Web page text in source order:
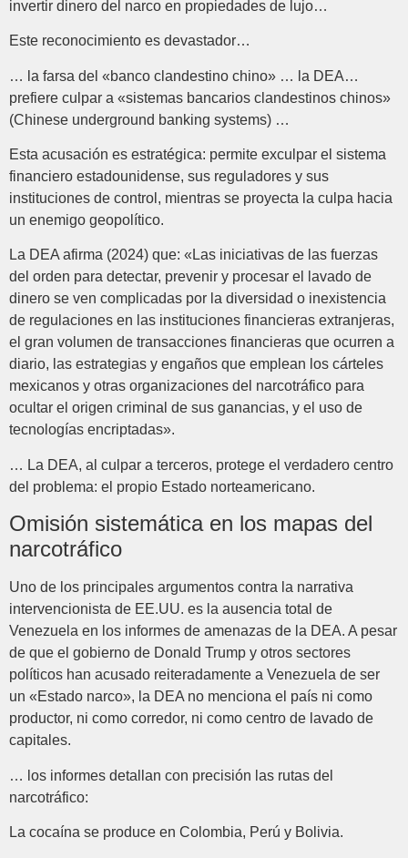
invertir dinero del narco en propiedades de lujo…
Este reconocimiento es devastador…
… la farsa del «banco clandestino chino» … la DEA…
prefiere culpar a «sistemas bancarios clandestinos chinos»
(Chinese underground banking systems) …
Esta acusación es estratégica: permite exculpar el sistema
financiero estadounidense, sus reguladores y sus
instituciones de control, mientras se proyecta la culpa hacia
un enemigo geopolítico.
La DEA afirma (2024) que: «Las iniciativas de las fuerzas
del orden para detectar, prevenir y procesar el lavado de
dinero se ven complicadas por la diversidad o inexistencia
de regulaciones en las instituciones financieras extranjeras,
el gran volumen de transacciones financieras que ocurren a
diario, las estrategias y engaños que emplean los cárteles
mexicanos y otras organizaciones del narcotráfico para
ocultar el origen criminal de sus ganancias, y el uso de
tecnologías encriptadas».
… La DEA, al culpar a terceros, protege el verdadero centro
del problema: el propio Estado norteamericano.
Omisión sistemática en los mapas del
narcotráfico
Uno de los principales argumentos contra la narrativa
intervencionista de EE.UU. es la ausencia total de
Venezuela en los informes de amenazas de la DEA. A pesar
de que el gobierno de Donald Trump y otros sectores
políticos han acusado reiteradamente a Venezuela de ser
un «Estado narco», la DEA no menciona el país ni como
productor, ni como corredor, ni como centro de lavado de
capitales.
… los informes detallan con precisión las rutas del
narcotráfico:
La cocaína se produce en Colombia, Perú y Bolivia.